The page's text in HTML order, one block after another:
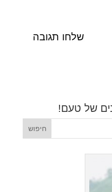
של טעם!